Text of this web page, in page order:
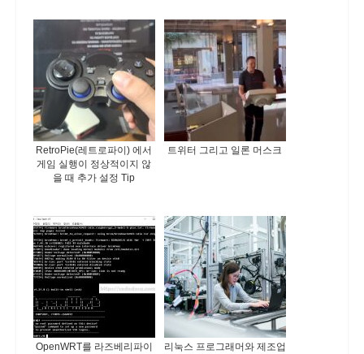
RetroPie(레트로파이) 에서
게임 실행이 정상적이지 않
을 때 추가 설정 Tip
트위터 그리고 일론 머스크
OpenWRT를 라즈베리파이
리눅스 프로그래머와 제조업